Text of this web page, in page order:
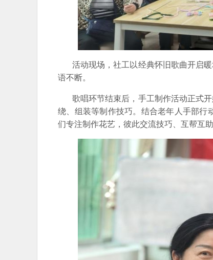
活动现场，社工以经典怀旧歌曲开启暖
语不断。
歌唱环节结束后，手工制作活动正式开
绕、组装等制作技巧。结合老年人手部行
们专注制作花艺，彼此交流技巧、互帮互